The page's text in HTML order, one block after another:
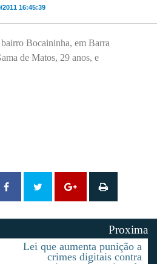
2011 16:45:39
Bocaininha, em Barra
de Matos, 29 anos, e
Proxima
Lei que aumenta punição a
crimes digitais contra